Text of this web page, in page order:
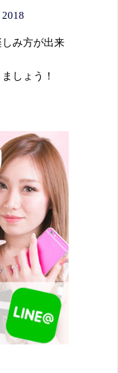
み方が出来
しょう！